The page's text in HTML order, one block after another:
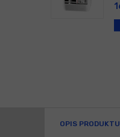
OPIS PRODUKTU